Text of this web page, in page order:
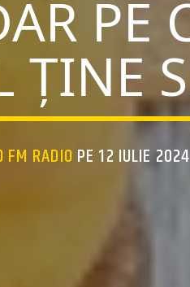
PE
FM RADIO PE 12 IULIE 2024